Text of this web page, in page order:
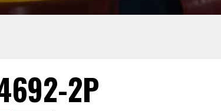
2P